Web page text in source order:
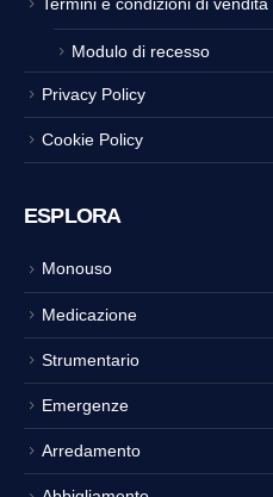
Modulo di recesso
Privacy Policy
Cookie Policy
ESPLORA
Monouso
Medicazione
Strumentario
Emergenze
Arredamento